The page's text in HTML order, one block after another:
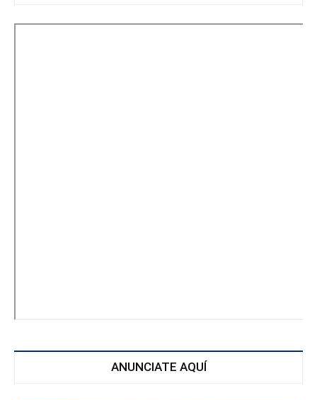
ANUNCIATE AQUÍ